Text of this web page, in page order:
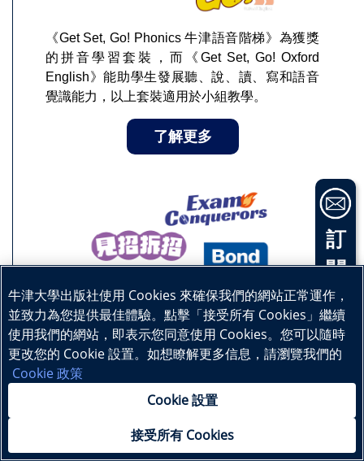
《Get Set, Go! Phonics 牛津語音階梯》為獲獎
的拼音學習套裝，而《Get Set, Go! Oxford
English》能助學生發展聽、說、讀、寫和語音
覺識能力，以上套裝適用於小組教學。
了解更多
一站式複習和應試練習，從本地中小學考試、國
際課程（IB、iGCSE）到海外升學（Bond+）學
習準備都一應俱全。
本地補充練習
訂
閱
電
子
通
訊
牛津大學出版社使用 Cookies 來確保我們的網站正常運作，
並致力為您提供最佳體驗。點擊「接受所有 Cookies」繼續
使用我們的網站，即表示您同意使用 Cookies。您可以隨時
更改您的 Cookie 設置。如想瞭解更多信息，請瀏覽我們的
Cookie 政策
Cookie 設置
接受所有 Cookies